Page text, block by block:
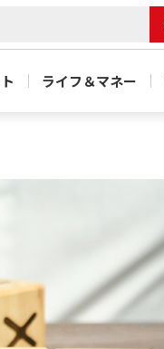
ライフ＆マネー